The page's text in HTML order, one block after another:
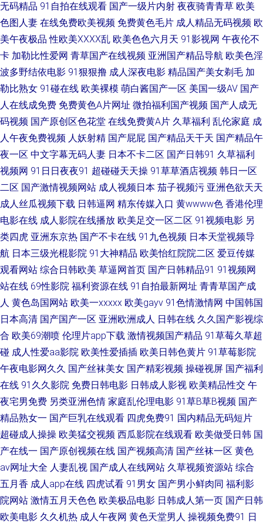
杏波多野结衣 国产内射视频 变态另类AV在线 91色片 性爱色图韩国 人人爱人
人摸 精品啪啪啪 91妻激情 超碰97人免费 91视频登陆 五月婷六月花 日韩精
洲色图动漫 超碰青青操 91午夜福利 不卡十三区 日韩人妖 91主播在线观看
精品24区 91露出 东京热女w姦 91茄子看片 欧美一级A片视频 www艹在线观
看 国内成人在线 国产不卡啪啪啪 97超碰免费人妻 久草香蕉 日韩美女性爱
日本槽逼草莓视频 欧洲传媒AV网 久久爱导航 老湿69 91视频按摩 激情色色
综合导航 伊人干B 人人撸久久超碰在 97密桃 久久av影院 伪娘AV天堂 91在
线入口 亚洲第四页 51福利视频在线 日本韩国不卡 高清无码网站导航 99人人
干人人干 亚洲成人网站在线 天天干天天曰 日本AⅤ网站 久久理论婷婷网 东方
四虎色av 成人论坛欧美日韩 91性生活视频 四虎影像 国产a成人 www高清日
站 国产欧美日韩日逼 www色五月 91含羞草福利社 五月花激情站 涩涩av在
线 日本高清乱 伊人久久国产精品 日韩乱轮网站 wwwqv美女 午夜剧场av 影
音先锋青青草 无码人妻熟妇av 日本色狼人 蜜桃91无需下载 福利AV片 97搞
成人 人人爱人人操 成人含羞草视频 欧美成人A 男人资源色123 韩国福利社
www91熟女 AB内射日韩无码 91少妇喷水视频 性爱AV性爱网 天天肏屄视频
无码精品 91自拍在线观看 国产一级片内射 夜夜骑青青草 欧美
色图人妻 在线免费欧美视频 免费黄色毛片 成人精品无码视频 欧
美午夜极品 性欧美ⅩⅩⅩⅩ乱 欧美色色六月天 91影视网 午夜伦不
卡 加勒比性爱网 青草国产在线视频 亚洲国产精品导航 欧美色淫
波多野结依电影 91狠狠撸 成人深夜电影 精品国产美女剃毛 加
勒比熟女 91碰在线 欧美裸模 萌白酱国产一区 美国一级AV 国产
人在线成免费 免费黄色A片网址 微拍福利国产视频 国产人成无
码视频 国产原创区色花堂 在线免费黄A片 久草福利 乱伦家庭 成
人午夜免费视频 人妖射精 国产屁屁 国产精品天干天 国产精品午
夜一区 中文字幕无码人妻 日本不卡二区 国产日韩91 久草福利
视频网 91日日夜夜91 超碰碰天天操 91草草酒店视频 韩日一区
二区 国产激情视频网站 成人视频日本 茄子视频污 亚洲色欲天天
成人丝瓜视频下载 日韩逼网 精东传媒入口 黄wwww色 香港伦理
电影在线 成人影院在线播放 欧美足交一区二区 91视频电影 另
类四虎 亚洲东京热 国产不卡在线 91九色视频 日本天堂视频导
航 日本三级光棍影院 91大神精品 欧美怡红院院二区 爱豆传媒
观看网站 综合日韩欧美 草逼网首页 国产日韩精品91 91视频网
站在线 69性影院 福利资源在线 91自拍最新网址 青青草国产成
人 黄色岛国网站 欧美一xxxxx 欧美gayv 91色情激情网 中国韩国
日本高清 国产国产一区 亚洲欧洲成人 日韩在线 久久国产影视综
合 欧美69潮喷 伦理片app下载 激情视频国产精品 91草莓久草超
碰 成人性爱aa影院 欧美性爱插插 欧美日韩色黄片 91草莓影院
午夜电影网久久 国产丝袜美女 国产精彩视频 操碰视屏 国产福利
在线 91久久影院 免费日韩电影 日韩成人影视 欧美精品性交 午
夜宅男免费 另类亚洲色情 家庭乱伦理电影 91草B草B视频 国产
精品熟女一 国产巨乳在线观看 四虎免费91 国内精品无码短片
超碰成人操操 欧美猛交视频 西瓜影院在线观看 欧美做受日韩 国
产在线一 国产原创视频在线 国产视频高清 国产丝袜一区 黄色
av网址大全 人妻乱视 国产成人在线网站 久草视频资源站 综合
五月香 成人app在线 四虎试看 91男女 国产男小鲜肉同 福利影
院网站 激情五月天色色 欧美极品电影 日韩成人第一页 国产日韩
欧美电影 久久机热 成人午夜网 黄色天堂男人 操视频免费91 日